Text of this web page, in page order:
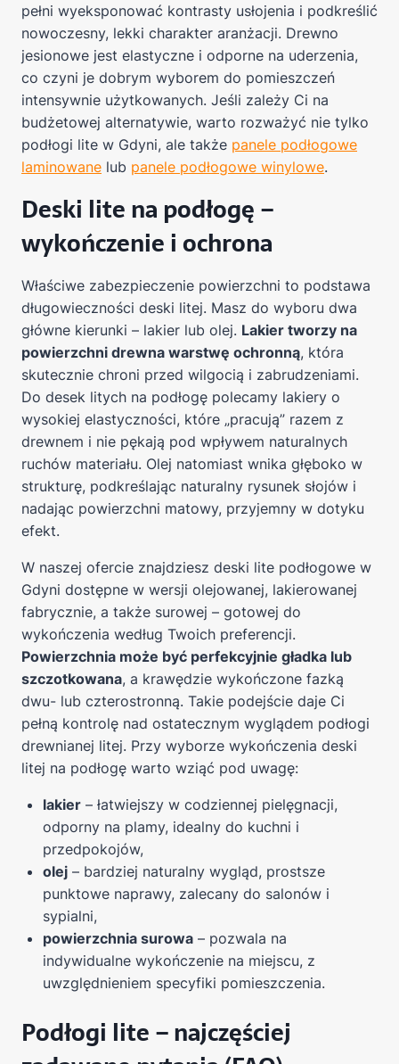
pełni wyeksponować kontrasty usłojenia i podkreślić
nowoczesny, lekki charakter aranżacji. Drewno
jesionowe jest elastyczne i odporne na uderzenia,
co czyni je dobrym wyborem do pomieszczeń
intensywnie użytkowanych. Jeśli zależy Ci na
budżetowej alternatywie, warto rozważyć nie tylko
podłogi lite w Gdyni, ale także panele podłogowe
laminowane lub panele podłogowe winylowe.
Deski lite na podłogę –
wykończenie i ochrona
Właściwe zabezpieczenie powierzchni to podstawa
długowieczności deski litej. Masz do wyboru dwa
główne kierunki – lakier lub olej. Lakier tworzy na
powierzchni drewna warstwę ochronną, która
skutecznie chroni przed wilgocią i zabrudzeniami.
Do desek litych na podłogę polecamy lakiery o
wysokiej elastyczności, które „pracują” razem z
drewnem i nie pękają pod wpływem naturalnych
ruchów materiału. Olej natomiast wnika głęboko w
strukturę, podkreślając naturalny rysunek słojów i
nadając powierzchni matowy, przyjemny w dotyku
efekt.
W naszej ofercie znajdziesz deski lite podłogowe w
Gdyni dostępne w wersji olejowanej, lakierowanej
fabrycznie, a także surowej – gotowej do
wykończenia według Twoich preferencji.
Powierzchnia może być perfekcyjnie gładka lub
szczotkowana, a krawędzie wykończone fazką
dwu- lub czterostronną. Takie podejście daje Ci
pełną kontrolę nad ostatecznym wyglądem podłogi
drewnianej litej. Przy wyborze wykończenia deski
litej na podłogę warto wziąć pod uwagę:
lakier – łatwiejszy w codziennej pielęgnacji,
odporny na plamy, idealny do kuchni i
przedpokojów,
olej – bardziej naturalny wygląd, prostsze
punktowe naprawy, zalecany do salonów i
sypialni,
powierzchnia surowa – pozwala na
indywidualne wykończenie na miejscu, z
uwzględnieniem specyfiki pomieszczenia.
Podłogi lite – najczęściej